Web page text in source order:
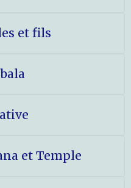
et fils
et Temple